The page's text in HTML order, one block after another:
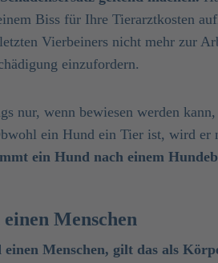
Biss für Ihre Tierarztkosten
Vierbeiners nicht mehr zur
einzufordern.
nur, wenn bewiesen werden
ein Hund ein Tier ist, wird er
ein Hund nach einem
Menschen
Menschen, gilt das als